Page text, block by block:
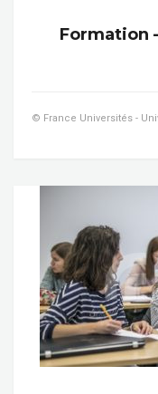
Formation
© France Universités -